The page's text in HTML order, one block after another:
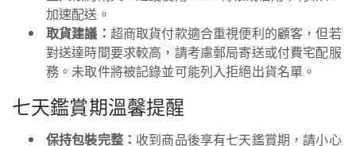
加速配送。
取貨建議： 超商取貨付款適合重視便利的顧客，但若
對送達時間要求較高，請考慮郵局寄送或付費宅配服
務。未取件將被記錄並可能列入拒絕出貨名單。
七天鑑賞期溫馨提醒
保持包裝完整： 收到商品後享有七天鑑賞期，請小心